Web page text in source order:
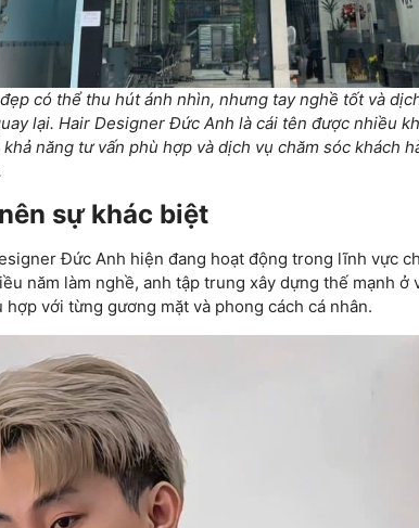
có thể thu hút ánh nhìn, nhưng tay nghề tốt và
lại. Hair Designer Đức Anh là cái tên được nhiều
năng tư vấn phù hợp và dịch vụ chăm sóc khách
sự khác biệt
Đức Anh hiện đang hoạt động trong lĩnh vực
năm làm nghề, anh tập trung xây dựng thế mạnh
với từng gương mặt và phong cách cá nhân.